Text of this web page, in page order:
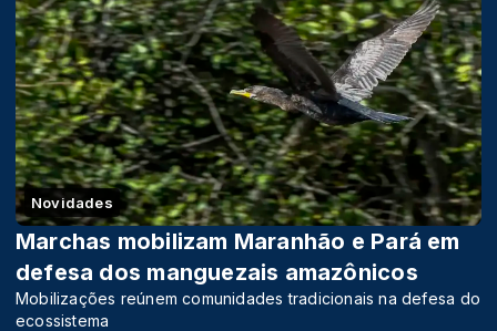
Novidades
Marchas mobilizam Maranhão e Pará em
defesa dos manguezais amazônicos
Mobilizações reúnem comunidades tradicionais na defesa do
ecossistema